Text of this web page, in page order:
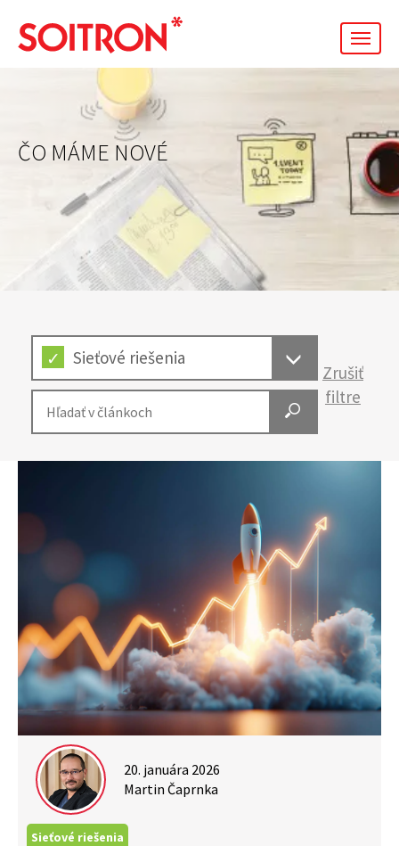
ČO MÁME NOVÉ
Sieťové riešenia
Zrušiť
filtre
20. januára 2026
Martin Čaprnka
Sieťové riešenia